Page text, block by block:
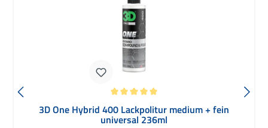
Durchschnittliche Bewertung von 5 von 5 Sternen
3D One Hybrid 400 Lackpolitur medium + fein
universal 236ml